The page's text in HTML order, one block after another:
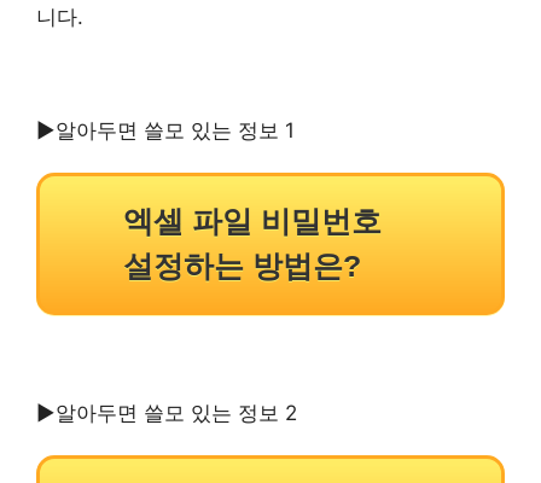
니다.
▶알아두면 쓸모 있는 정보 1
엑셀 파일 비밀번호
설정하는 방법은?
▶알아두면 쓸모 있는 정보 2